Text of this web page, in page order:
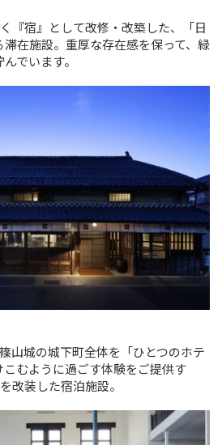
『宿』として改修・改築した、「日
在施設。重厚な存在感を保って、緑
でいます。
山城の城下町全体を「ひとつのホテ
むように過ごす体験をご提供す
改装した宿泊施設。